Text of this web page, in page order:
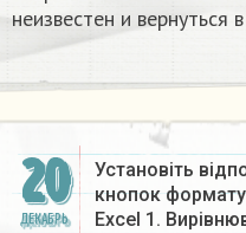
неизвестен и вернуться
20
ДЕКАБРЬ
Установіть
кнопок
Excel 1.